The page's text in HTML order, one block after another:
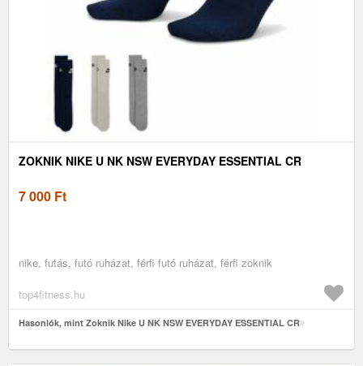
ZOKNIK NIKE U NK NSW EVERYDAY ESSENTIAL CR
7 000 Ft
nike, futás, futó ruházat, férfi futó ruházat, férfi zoknik
top4fitness.hu
Hasonlók, mint Zoknik Nike U NK NSW EVERYDAY ESSENTIAL CR